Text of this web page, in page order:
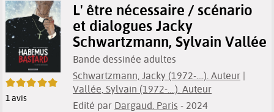
5/5
1avis
L' être nécessaire / scénario
et dialogues Jacky
Schwartzmann, Sylvain Vallée
Bande dessinée adultes
Schwartzmann, Jacky (1972-....). Auteur |
Vallée, Sylvain (1972-....). Auteur
Edité par Dargaud. Paris - 2024